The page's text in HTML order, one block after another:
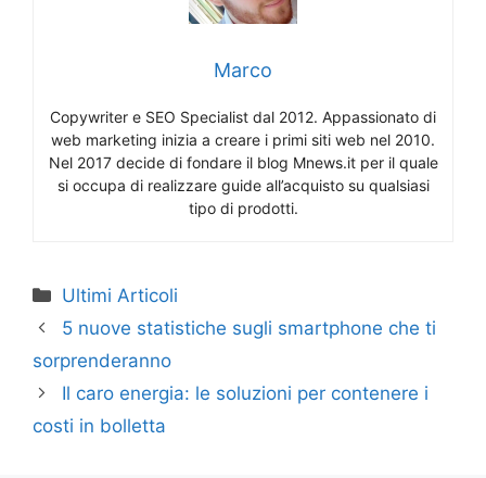
Marco
Copywriter e SEO Specialist dal 2012. Appassionato di
web marketing inizia a creare i primi siti web nel 2010.
Nel 2017 decide di fondare il blog Mnews.it per il quale
si occupa di realizzare guide all’acquisto su qualsiasi
tipo di prodotti.
Categorie
Ultimi Articoli
5 nuove statistiche sugli smartphone che ti
sorprenderanno
Il caro energia: le soluzioni per contenere i
costi in bolletta